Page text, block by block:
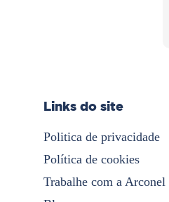
Links do site
Politica de privacidade
Política de cookies
Trabalhe com a Arconel